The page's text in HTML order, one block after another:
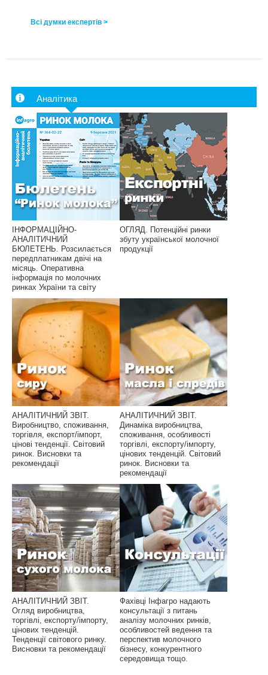
Всі думки експертів >
Аналітика
ІНФОРМАЦІЙНО-
АНАЛІТИЧНИЙ
БЮЛЕТЕНЬ. Розсилається
передплатникам двічі на
місяць. Оперативна
інформація по молочних
ринках України та світу
ОГЛЯД. Потенційні ринки
збуту української молочної
продукції
АНАЛІТИЧНИЙ ЗВІТ.
Виробництво, споживання,
торгівля, експорт/імпорт,
цінові тенденції. Світовий
ринок. Висновки та
рекомендації
АНАЛІТИЧНИЙ ЗВІТ.
Динаміка виробництва,
споживання, особливості
торгівлі, експорту/імпорту,
цінових тенденцій. Світовий
ринок. Висновки та
рекомендації
АНАЛІТИЧНИЙ ЗВІТ.
Огляд виробництва,
торгівлі, експорту/імпорту,
цінових тенденцій.
Тенденції світового ринку.
Висновки та рекомендації
Фахівці Інфагро надають
консультації з питань
аналізу молочних ринків,
особливостей ведення та
перспектив молочного
бізнесу, конкурентного
середовища тощо.